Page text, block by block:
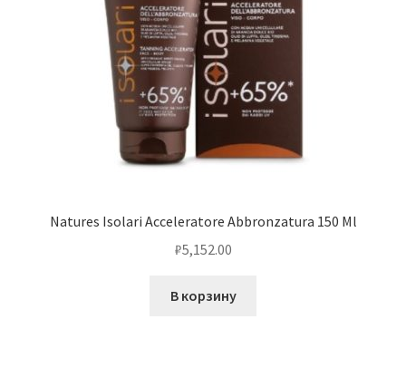
Natures Isolari Acceleratore Abbronzatura 150 Ml
₽5,152.00
В корзину